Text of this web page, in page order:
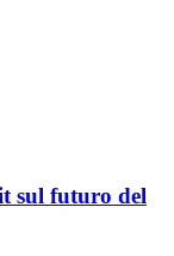
sul futuro del